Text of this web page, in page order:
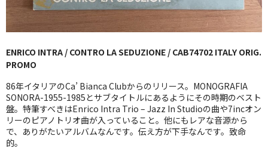
JAZZ-US
BLUE NOTE
JAZZ-EU
JAZZ-JP
JAZZ-VOCAL
J-POP
ENRICO INTRA / CONTRO LA SEDUZIONE / CAB74702 ITALY ORIG.
PROMO
86年イタリアのCa’ Bianca Clubからのリリース。MONOGRAFIA
SONORA-1955-1985とサブタイトルにあるようにその時期のベスト
盤。特筆すべきはEnrico Intra Trio – Jazz In Studioの曲や7incオン
リーのピアノトリオ曲が入っていること。他にもレアな音源から
で、ありがたいアルバムなんです。伝え方が下手なんです。致命
的。